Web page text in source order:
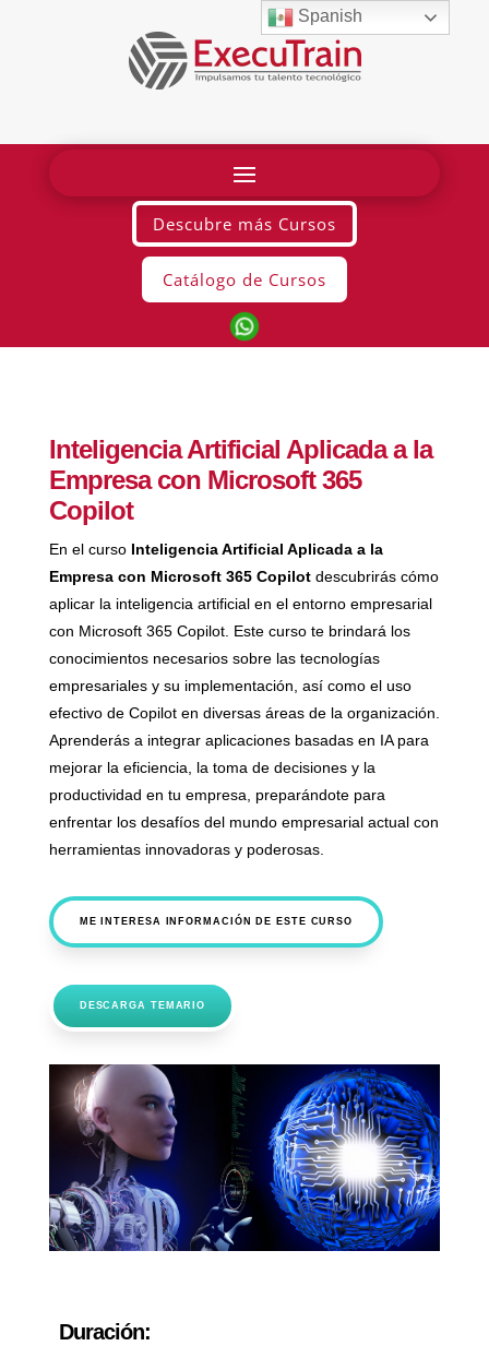
Descubre más Cursos
Catálogo de Cursos
Inteligencia Artificial Aplicada a la
Empresa con Microsoft 365
Copilot
En el curso Inteligencia Artificial Aplicada a la
Empresa con Microsoft 365 Copilot descubrirás cómo
aplicar la inteligencia artificial en el entorno empresarial
con Microsoft 365 Copilot. Este curso te brindará los
conocimientos necesarios sobre las tecnologías
empresariales y su implementación, así como el uso
efectivo de Copilot en diversas áreas de la organización.
Aprenderás a integrar aplicaciones basadas en IA para
mejorar la eficiencia, la toma de decisiones y la
productividad en tu empresa, preparándote para
enfrentar los desafíos del mundo empresarial actual con
herramientas innovadoras y poderosas.
ME INTERESA INFORMACIÓN DE ESTE CURSO
DESCARGA TEMARIO
Duración:
Spanish